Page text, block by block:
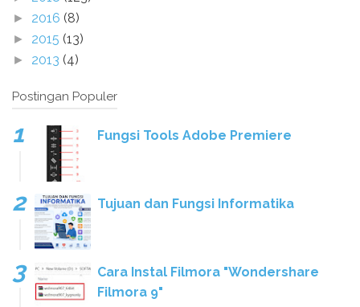
► 2016 (8)
► 2015 (13)
► 2013 (4)
Postingan Populer
Fungsi Tools Adobe Premiere
Tujuan dan Fungsi Informatika
Cara Instal Filmora "Wondershare
Filmora 9"